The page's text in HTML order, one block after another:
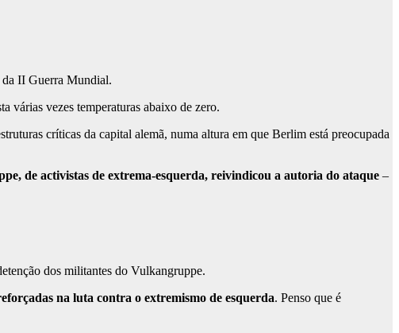
da II Guerra Mundial.
várias vezes temperaturas abaixo de zero.
críticas da capital alemã, numa altura em que Berlim está preocupada
de activistas de extrema-esquerda, reivindicou a autoria do ataque –
dos militantes do Vulkangruppe.
na luta contra o extremismo de esquerda. Penso que é